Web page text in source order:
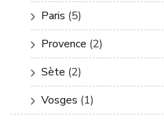
Paris (5)
Provence (2)
Sète (2)
Vosges (1)